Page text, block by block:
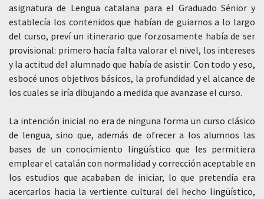
asignatura de Lengua catalana para el Graduado Sénior y
establecía los contenidos que habían de guiarnos a lo largo
del curso, preví un itinerario que forzosamente había de ser
provisional: primero hacía falta valorar el nivel, los intereses
y la actitud del alumnado que había de asistir. Con todo y eso,
esbocé unos objetivos básicos, la profundidad y el alcance de
los cuales se iría dibujando a medida que avanzase el curso.
La intención inicial no era de ninguna forma un curso clásico
de lengua, sino que, además de ofrecer a los alumnos las
bases de un conocimiento lingüístico que les permitiera
emplear el catalán con normalidad y corrección aceptable en
los estudios que acababan de iniciar, lo que pretendía era
acercarlos hacia la vertiente cultural del hecho lingüístico,